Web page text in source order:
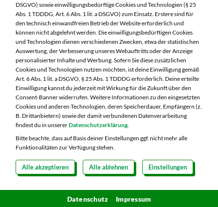
Telefon:09721 77040
Markt ändern
Öffnungszeiten diese Woche:
Mo:
07:00 – 20:00 Uhr
Di:
07:00 – 20:00 Uhr
Mi:
07:00 – 20:00 Uhr
Do:
07:00 – 20:00 Uhr
Fr:
07:00 – 20:00 Uhr
Copyright 2026 © MARKTKAUF Datenschutz
Impressum
Hinweisgebersystem Menschenrechte
Cookie-Einstellungen
DSGVO) sowie einwilligungsbedürftige Cookies und Technologien (§ 25
Abs. 1 TDDDG, Art. 6 Abs. 1 lit. a DSGVO) zum Einsatz. Erstere sind für
den technisch einwandfreien Betrieb der Website erforderlich und
können nicht abgelehnt werden. Die einwilligungsbedürftigen Cookies
und Technologien dienen verschiedenen Zwecken, etwa der statistischen
Auswertung, der Verbesserung unseres Webauftritts oder der Anzeige
personalisierter Inhalte und Werbung. Sofern Sie diese zusätzlichen
Cookies und Technologien nutzen möchten, ist deine Einwilligung gemäß
Art. 6 Abs. 1 lit. a DSGVO, § 25 Abs. 1 TDDDG erforderlich. Deine erteilte
Einwilligung kannst du jederzeit mit Wirkung für die Zukunft über den
Consent-Banner widerrufen. Weitere Informationen zu den eingesetzten
Cookies und anderen Technologien, deren Speicherdauer, Empfängern (z.
B. Drittanbietern) sowie der damit verbundenen Datenverarbeitung
findest du in unsererDatenschutzerklärung.
Bitte beachte, dass auf Basis deiner Einstellungen ggf. nicht mehr alle
Funktionalitäten zur Verfügung stehen.
Alle akzeptieren Alle ablehnen Einstellungen
Datenschutz Impressum